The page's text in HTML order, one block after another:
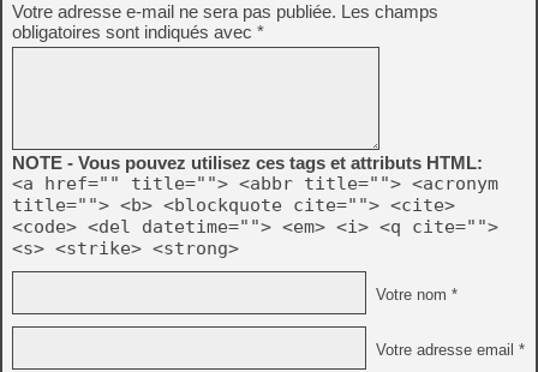
Votre adresse e-mail ne sera pas publiée. Les champs
obligatoires sont indiqués avec *
NOTE - Vous pouvez utilisez ces tags et attributs HTML:
<a href="" title=""> <abbr title=""> <acronym
title=""> <b> <blockquote cite=""> <cite>
<code> <del datetime=""> <em> <i> <q cite="">
<s> <strike> <strong>
Votre nom *
Votre adresse email *